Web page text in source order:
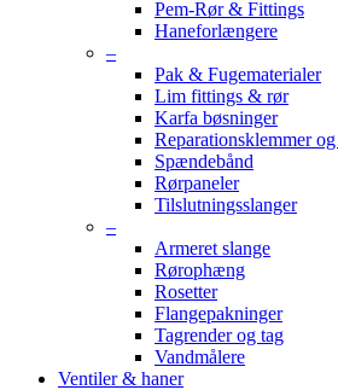
Pem-Rør & Fittings
Haneforlængere
–
Pak & Fugematerialer
Lim fittings & rør
Karfa bøsninger
Reparationsklemmer
Spændebånd
Rørpaneler
Tilslutningsslanger
–
Armeret slange
Rørophæng
Rosetter
Flangepakninger
Tagrender og tag
Vandmålere
Ventiler & haner